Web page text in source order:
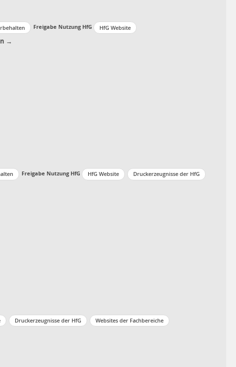
Freigabe Nutzung HfG
HfG Website
→
Freigabe Nutzung HfG HfG Website
Druckerzeugnisse der HfG
Druckerzeugnisse der HfG
Websites der Fachbereiche